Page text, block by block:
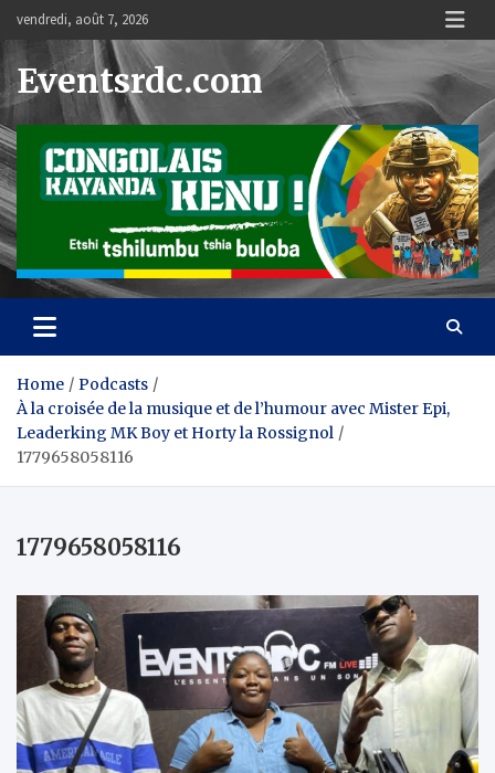
content
vendredi, août 7, 2026
Eventsrdc.com
Home
Podcasts
À la croisée de la musique et de l’humour avec Mister Epi,
Leaderking MK Boy et Horty la Rossignol
1779658058116
1779658058116